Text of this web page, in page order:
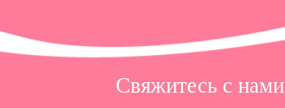
Свяжитесь с нами